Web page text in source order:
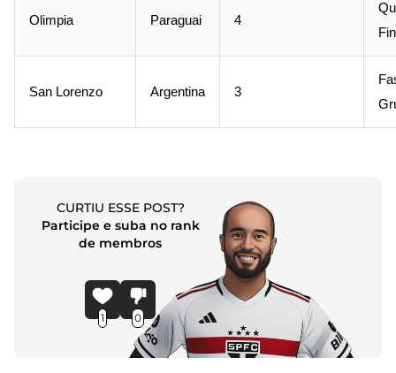
Olimpia Paraguai 4
San Lorenzo Argentina 3
CURTIU ESSE POST?
Participe e suba no rank
de membros
1 0